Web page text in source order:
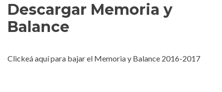
Descargar Memoria y
Balance
Clickeá aquí para bajar el Memoria y Balance 2016-2017